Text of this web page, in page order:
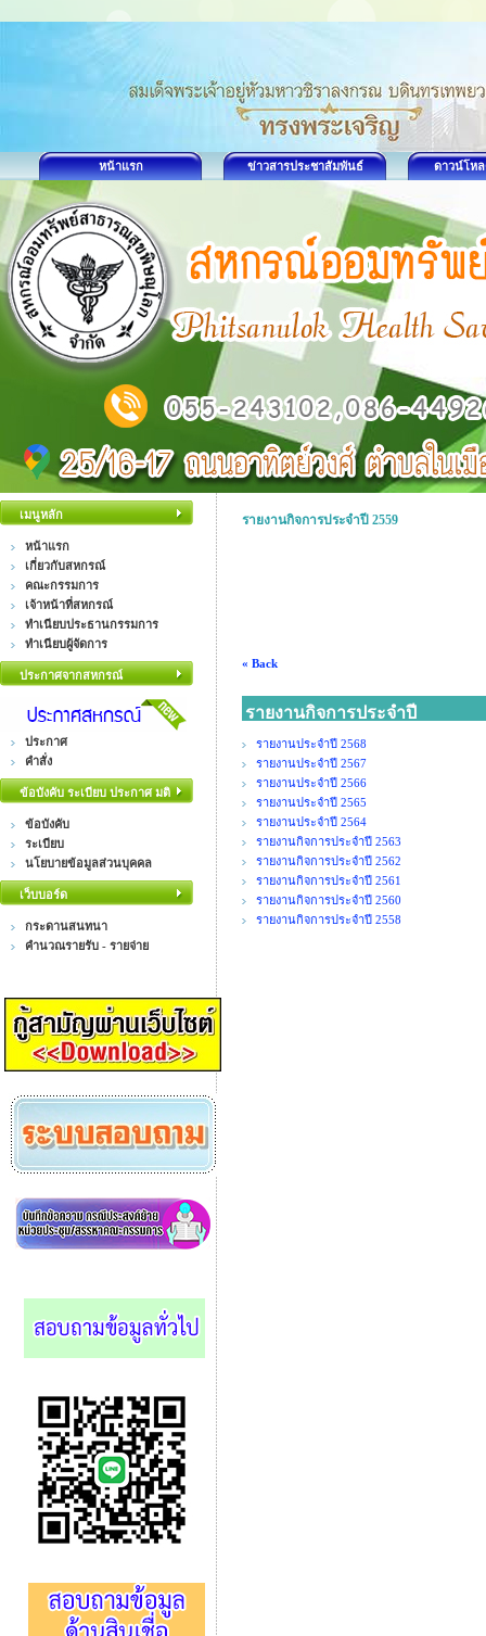
หน้าแรก ข่าวสารประชาสัมพันธ์ ดาวน์โห
เมนูหลัก
หน้าแรก
เกี่ยวกับสหกรณ์
คณะกรรมการ
เจ้าหน้าที่สหกรณ์
ทำเนียบประธานกรรมการ
ทำเนียบผู้จัดการ
ประกาศจากสหกรณ์
ประกาศ
คำสั่ง
ข้อบังคับ ระเบียบ ประกาศ มติ
ข้อบังคับ
ระเบียบ
นโยบายข้อมูลส่วนบุคคล
เว็บบอร์ด
กระดานสนทนา
คำนวณรายรับ - รายจ่าย
รายงานกิจการประจำปี 2559
« Back
รายงานกิจการประจำปี
รายงานประจำปี 2568
รายงานประจำปี 2567
รายงานประจำปี 2566
รายงานประจำปี 2565
รายงานประจำปี 2564
รายงานกิจการประจำปี 2563
รายงานกิจการประจำปี 2562
รายงานกิจการประจำปี 2561
รายงานกิจการประจำปี 2560
รายงานกิจการประจำปี 2558